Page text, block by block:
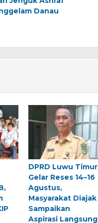
Danau
DPRD Luwu Timur
Gelar Reses 14–16
Agustus,
Masyarakat Diajak
Sampaikan
Aspirasi Langsung